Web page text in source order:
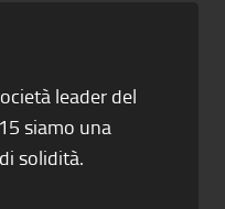
leader del
siamo una
solidità.